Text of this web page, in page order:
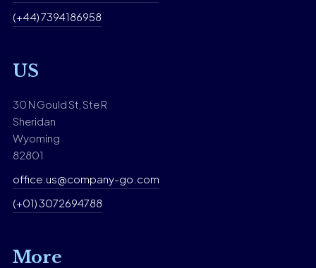
(+44) 7394186958
US
30 N Gould St, Ste R
Sheridan
Wyoming
82801
office.us@company-go.com
(+01) 3072694788
More